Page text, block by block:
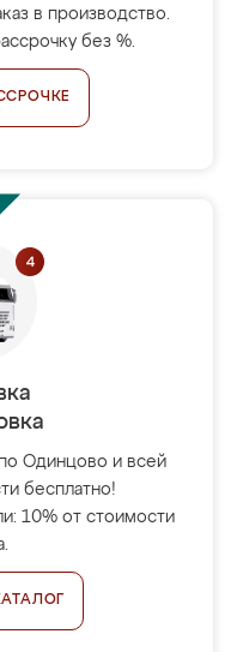
в производство.
без %.
Одинцово и всей
бесплатно!
10% от стоимости